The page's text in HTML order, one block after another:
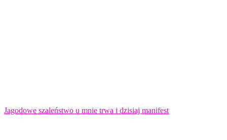
Jagodowe szaleństwo u mnie trwa i dzisiaj manifest